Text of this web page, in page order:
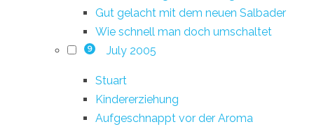
Gut gelacht mit dem neuen Salbader
Wie schnell man doch umschaltet
9 July 2005
Stuart
Kindererziehung
Aufgeschnappt vor der Aroma